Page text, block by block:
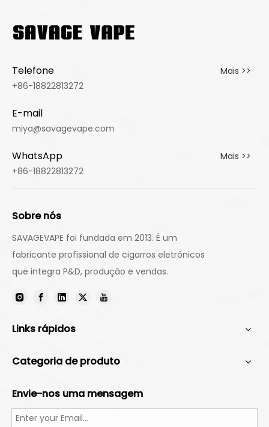
Telefone
Mais >>
+86-18822813272
E-mail
miya@savagevape.com
WhatsApp
Mais >>
+86-18822813272
Sobre nós
SAVAGEVAPE foi fundada em 2013. É um
fabricante profissional de cigarros eletrônicos
que integra P&D, produção e vendas.
Links rápidos
Categoria de produto
Envie-nos uma mensagem